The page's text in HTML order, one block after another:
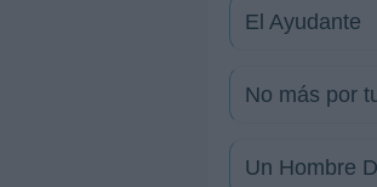
El Ayudante
No más por
Un Hombre